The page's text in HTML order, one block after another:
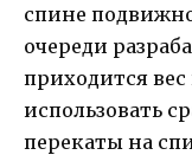
спине
очереди
приходится вес
использовать
перекаты на